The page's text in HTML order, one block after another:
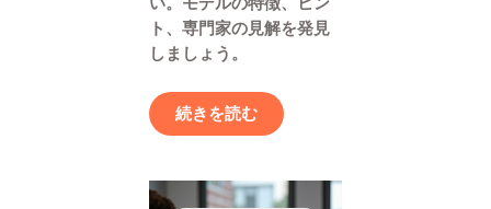
ト、専門家の見解を発見
しましょう。
続きを読む